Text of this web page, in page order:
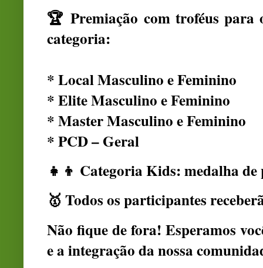
🏆 Premiação com troféus para
categoria:
* Local Masculino e Feminino
* Elite Masculino e Feminino
* Master Masculino e Feminino
* PCD – Geral
👧👦 Categoria Kids: medalha
🥇 Todos os participantes
Não fique de fora! Esperamos
e a integração da nossa